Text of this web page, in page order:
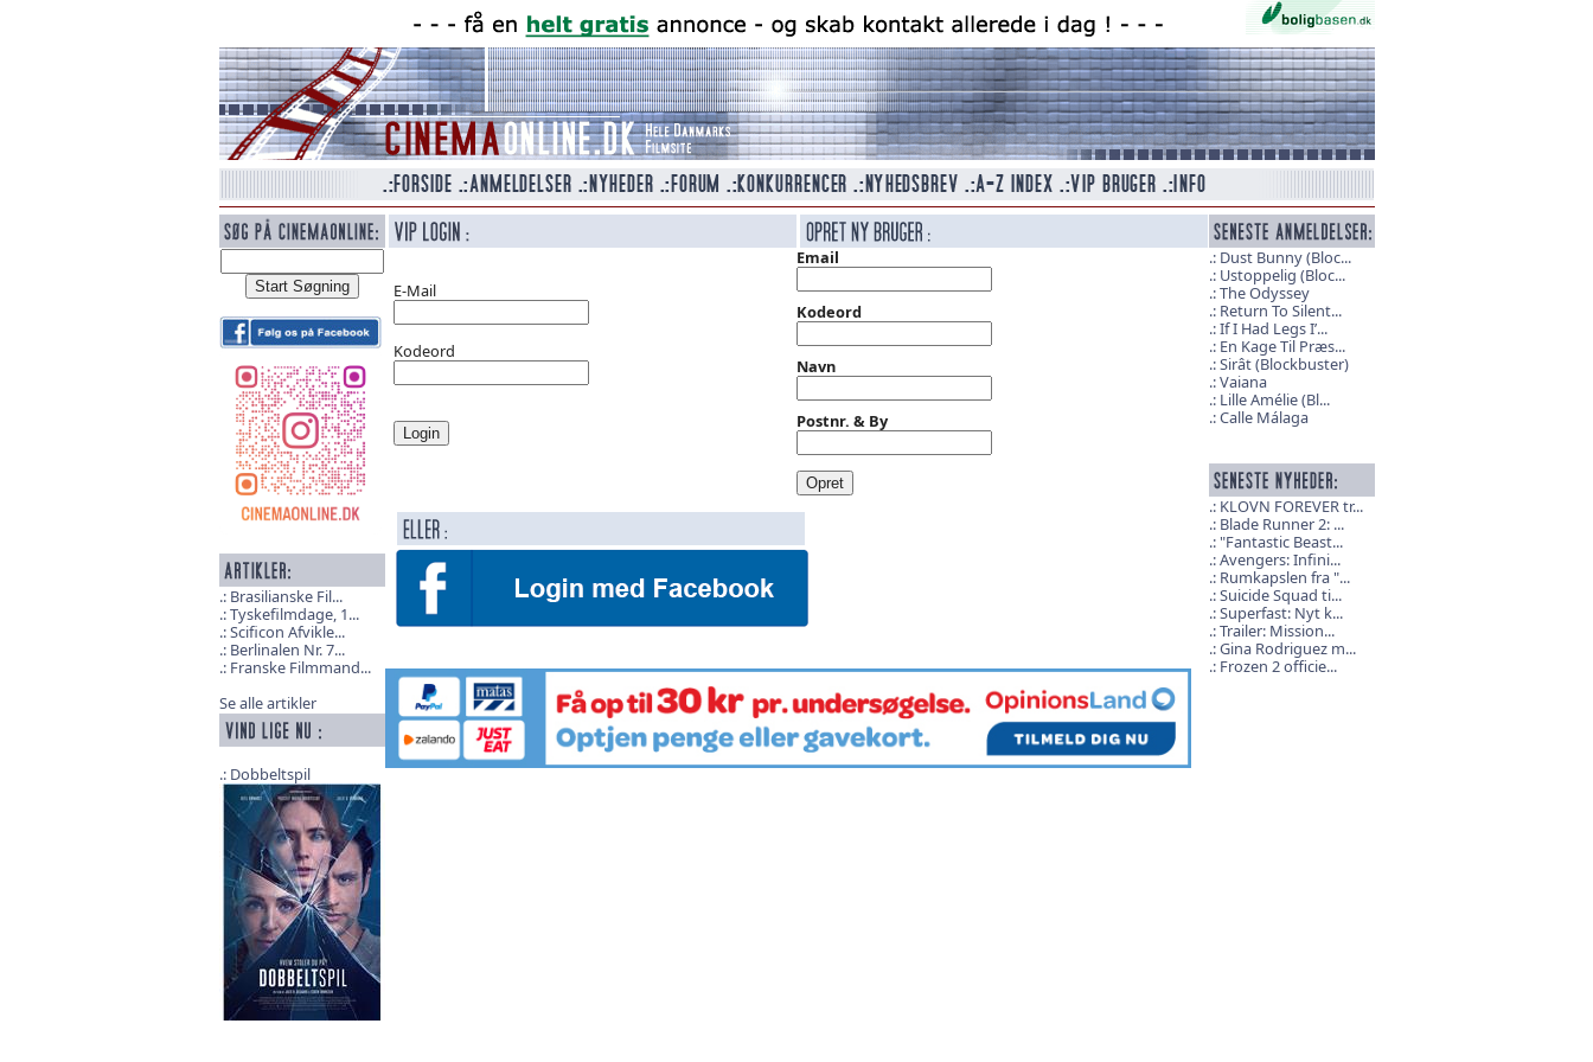
Brasilianske Fil...
Tyskefilmdage, 1...
Scificon Afvikle...
Berlinalen Nr. 7...
Franske Filmmand...
Se alle artikler
Dobbeltspil
E-Mail
Kodeord
Email
Kodeord
Navn
Postnr. & By
Dust Bunny (Bloc...
Ustoppelig (Bloc...
The Odyssey
Return To Silent...
If I Had Legs I’...
En Kage Til Præs...
Sirât (Blockbuster)
Vaiana
Lille Amélie (Bl...
Calle Málaga
KLOVN FOREVER tr...
Blade Runner 2: ...
"Fantastic Beast...
Avengers: Infini...
Rumkapslen fra "...
Suicide Squad ti...
Superfast: Nyt k...
Trailer: Mission...
Gina Rodriguez m...
Frozen 2 officie...